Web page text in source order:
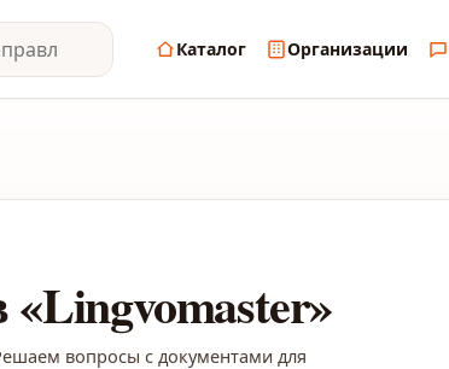
Каталог Организации
вопросы с документами для